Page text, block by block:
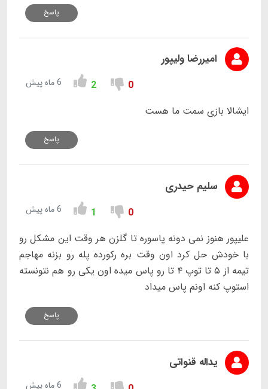
پاسخ
امیررضا ولیپور
0
2 6 ماه پیش
ایشالا بازی سمت ما هست
پاسخ
سلیم حیدری
0
1 6 ماه پیش
علیپور هنوز نمی دونه پاسوره تا گلزن هر وقت این مشکل رو
با خودش حل کرد اون وقت بره رکورده پله رو بزنه مهاجم
تیمه از ۵ تا توپ ۴ تا رو پاس میده اون یکی رو هم نتونسته
استوپ کنه اونم پاس میداد
پاسخ
یداله قنواتی
6 ماه پیش